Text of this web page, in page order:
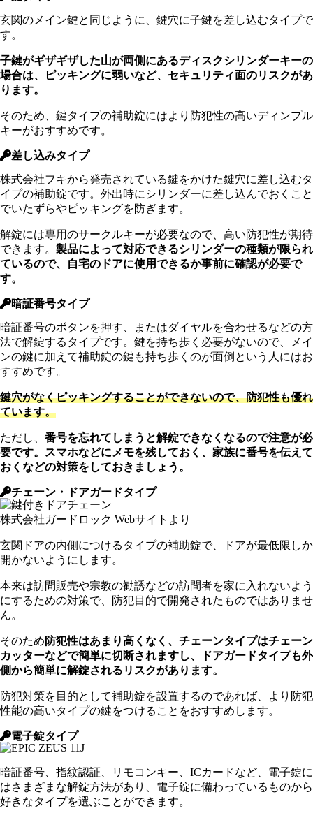
玄関のメイン鍵と同じように、鍵穴に子鍵を差し込むタイプで
す。
子鍵がギザギザした山が両側にあるディスクシリンダーキーの
場合は、ピッキングに弱いなど、セキュリティ面のリスクがあ
ります。
そのため、鍵タイプの補助錠にはより防犯性の高いディンプル
キーがおすすめです。
差し込みタイプ
株式会社フキから発売されている鍵をかけた鍵穴に差し込むタ
イプの補助錠です。外出時にシリンダーに差し込んでおくこと
でいたずらやピッキングを防ぎます。
解錠には専用のサークルキーが必要なので、高い防犯性が期待
できます。 製品によって対応できるシリンダーの種類が限られ
ているので、自宅のドアに使用できるか事前に確認が必要で
す。
暗証番号タイプ
暗証番号のボタンを押す、またはダイヤルを合わせるなどの方
法で解錠するタイプです。鍵を持ち歩く必要がないので、メイ
ンの鍵に加えて補助錠の鍵も持ち歩くのが面倒という人にはお
すすめです。
鍵穴がなくピッキングすることができないので、防犯性も優れ
ています。
ただし、 番号を忘れてしまうと解錠できなくなるので注意が必
要です。スマホなどにメモを残しておく、家族に番号を伝えて
おくなどの対策をしておきましょう。
チェーン・ドアガードタイプ
株式会社ガードロック Webサイトより
玄関ドアの内側につけるタイプの補助錠で、ドアが最低限しか
開かないようにします。
本来は訪問販売や宗教の勧誘などの訪問者を家に入れないよう
にするための対策で、防犯目的で開発されたものではありませ
ん。
そのため 防犯性はあまり高くなく、チェーンタイプはチェーン
カッターなどで簡単に切断されますし、ドアガードタイプも外
側から簡単に解錠されるリスクがあります。
防犯対策を目的として補助錠を設置するのであれば、より防犯
性能の高いタイプの鍵をつけることをおすすめします。
電子錠タイプ
暗証番号、指紋認証、リモコンキー、ICカードなど、電子錠に
はさまざまな解錠方法があり、電子錠に備わっているものから
好きなタイプを選ぶことができます。